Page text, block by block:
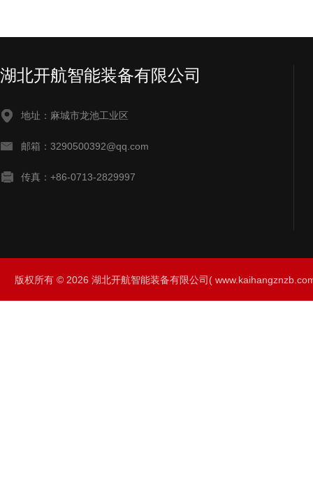
湖北开航智能装备有限公司
地址：麻城市龙池工业区
邮箱：3290500392@qq.com
传真：+86-0713-2829997
版权所有 © 2026 湖北开航智能装备有限公司(